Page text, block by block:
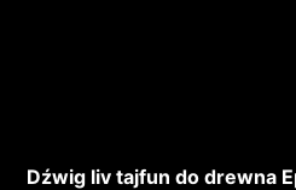
Dźwig liv tajfun do drewna